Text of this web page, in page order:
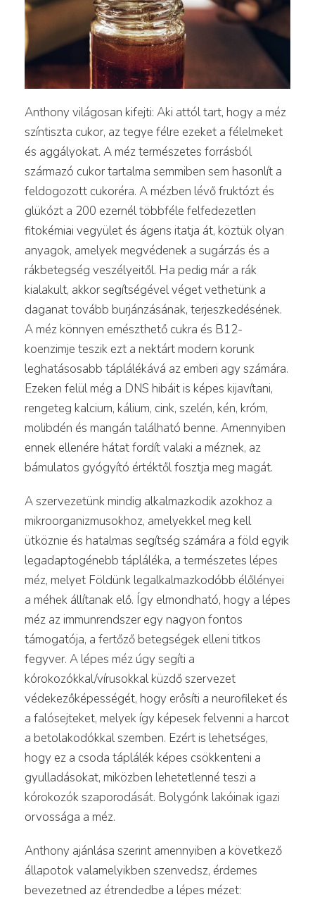
Anthony világosan kifejti: Aki attól tart, hogy a méz
színtiszta cukor, az tegye félre ezeket a félelmeket
és aggályokat. A méz természetes forrásból
származó cukor tartalma semmiben sem hasonlít a
feldogozott cukoréra. A mézben lévő fruktózt és
glükózt a 200 ezernél többféle felfedezetlen
fitokémiai vegyület és ágens itatja át, köztük olyan
anyagok, amelyek megvédenek a sugárzás és a
rákbetegség veszélyeitől. Ha pedig már a rák
kialakult, akkor segítségével véget vethetünk a
daganat tovább burjánzásának, terjeszkedésének.
A méz könnyen emészthető cukra és B12-
koenzimje teszik ezt a nektárt modern korunk
leghatásosabb táplálékává az emberi agy számára.
Ezeken felül még a DNS hibáit is képes kijavítani,
rengeteg kalcium, kálium, cink, szelén, kén, króm,
molibdén és mangán található benne. Amennyiben
ennek ellenére hátat fordít valaki a méznek, az
bámulatos gyógyító értéktől fosztja meg magát.
A szervezetünk mindig alkalmazkodik azokhoz a
mikroorganizmusokhoz, amelyekkel meg kell
ütköznie és hatalmas segítség számára a föld egyik
legadaptogénebb tápláléka, a természetes lépes
méz, melyet Földünk legalkalmazkodóbb élőlényei
a méhek állítanak elő. Így elmondható, hogy a lépes
méz az immunrendszer egy nagyon fontos
támogatója, a fertőző betegségek elleni titkos
fegyver. A lépes méz úgy segíti a
kórokozókkal/vírusokkal küzdő szervezet
védekezőképességét, hogy erősíti a neurofileket és
a falósejteket, melyek így képesek felvenni a harcot
a betolakodókkal szemben. Ezért is lehetséges,
hogy ez a csoda táplálék képes csökkenteni a
gyulladásokat, miközben lehetetlenné teszi a
kórokozók szaporodását. Bolygónk lakóinak igazi
orvossága a méz.
Anthony ajánlása szerint amennyiben a következő
állapotok valamelyikben szenvedsz, érdemes
bevezetned az étrendedbe a lépes mézet: